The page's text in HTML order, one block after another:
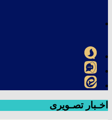
اخـبار تصـویری